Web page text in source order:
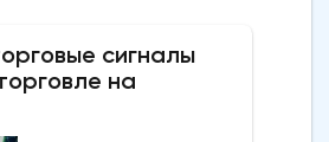
сигналы
на